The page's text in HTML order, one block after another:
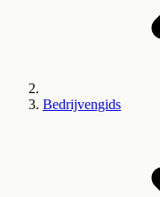
Bedrijvengids